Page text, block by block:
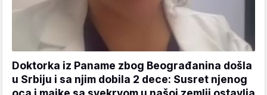
Doktorka iz Paname zbog Beograđanina došla
u Srbiju i sa njim dobila 2 dece: Susret njenog